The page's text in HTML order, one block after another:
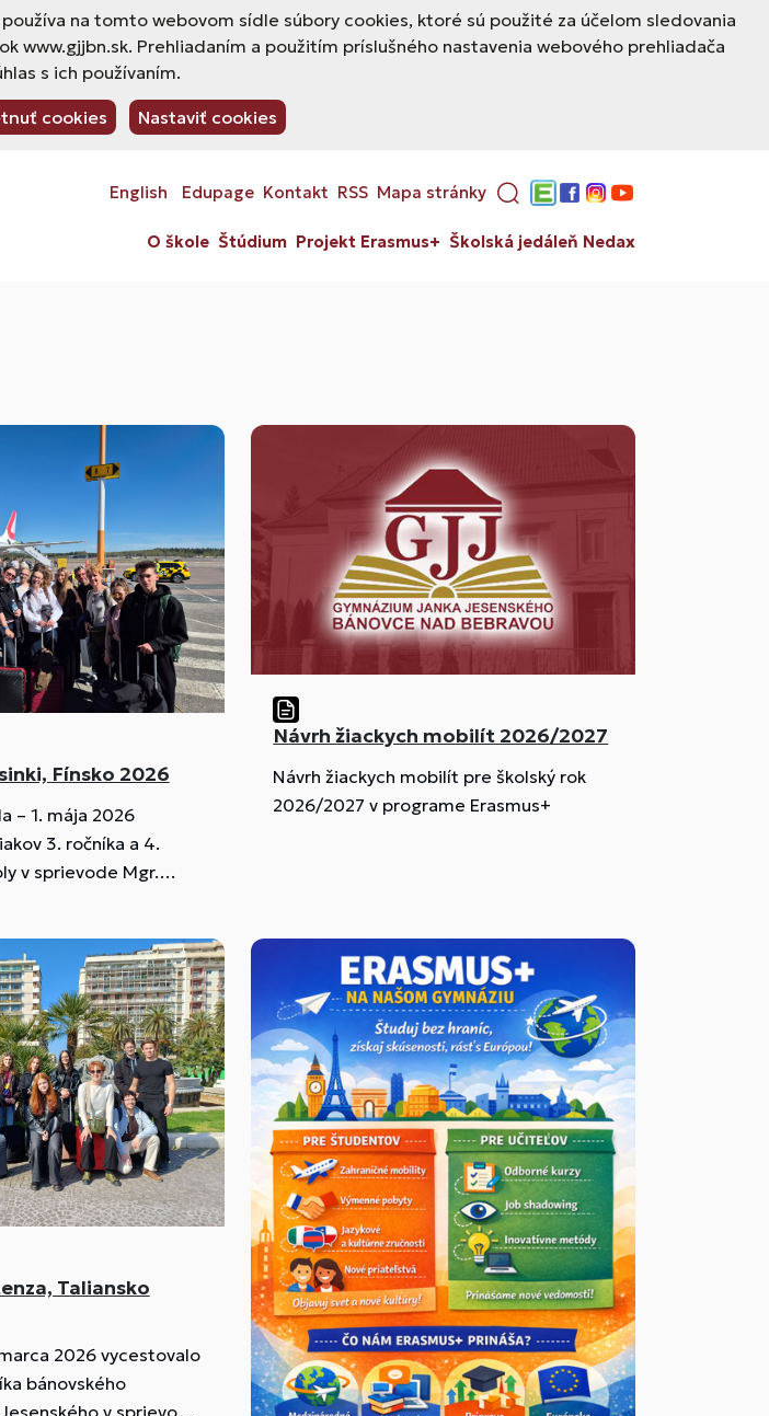
na tomto webovom sídle súbory cookies, ktoré sú použité za účelom sledovania
Prehliadaním a použitím príslušného nastavenia webového prehliadača
s ich používaním.
cookies Nastaviť cookies
English Edupage Kontakt RSS Mapa stránky
Edupage
Facebook
Instagram
YouTube
O škole Štúdium Projekt Erasmus+ Školská jedáleň Nedax
Fínsko 2026
– 1. mája 2026
3. ročníka a 4.
v sprievode Mgr.
školou pre
škola so
cudzích
kielilukio, skrátene
Návrh žiackych mobilít 2026/2027
Návrh žiackych mobilít pre školský rok
2026/2027 v programe Erasmus+
Taliansko
2026 vycestovalo
bánovského
v sprievode